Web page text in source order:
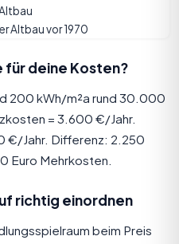
Altbau vor 1970
für deine Kosten?
200 kWh/m²a rund 30.000
= 3.600 €/Jahr.
€/Jahr. Differenz: 2.250
Euro Mehrkosten.
richtig einordnen
beim Preis